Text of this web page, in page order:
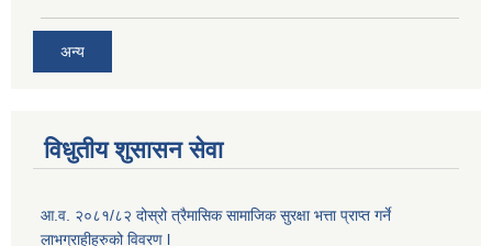
अन्य
विधुतीय शुसासन सेवा
आ.व. २०८१/८२ दोस्रो त्रैमासिक सामाजिक सुरक्षा भत्ता प्राप्त गर्ने
लाभग्राहीहरुको विवरण l